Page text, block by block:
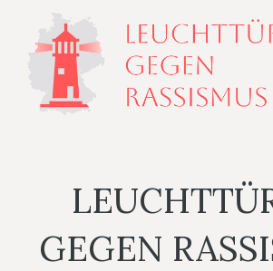
Inhalt
springen
GEGEN